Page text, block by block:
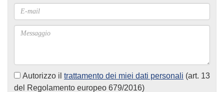
Autorizzo il trattamento dei miei dati personali (art. 13
del Regolamento europeo 679/2016)